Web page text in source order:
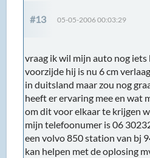
#13 05-05-2006 00:03:29
vraag ik wil mijn auto nog iets
voorzijde hij is nu 6 cm
in duitsland maar zou nog
heeft er ervaring mee en wat
om dit voor elkaar te krijgen
mijn telefoonumer is 06
een volvo 850 station van bj
kan helpen met de oplosing